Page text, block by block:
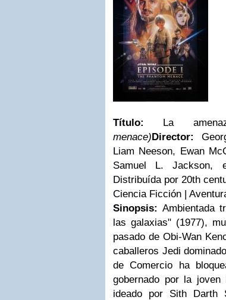
Título: La
menace)Director:
Liam Neeson, Ewan
Samuel L. Jackson,
Distribuída por 20th
Ciencia Ficción |
Sinopsis: Ambientada
las galaxias" (1977),
pasado de Obi-Wan
caballeros Jedi
de Comercio ha
gobernado por la
ideado por Sith Darth